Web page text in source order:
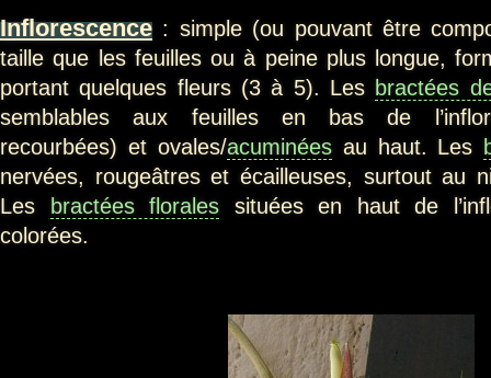
Inflorescence : simple (ou pouvant être
taille que les feuilles ou à peine plus longue,
portant quelques fleurs (3 à 5). Les bractées
semblables aux feuilles en bas de
recourbées) et ovales/acuminéesau haut. Les
nervées, rougeâtres et écailleuses, surtout au
Les
bractées florales situées en haut de
colorées.